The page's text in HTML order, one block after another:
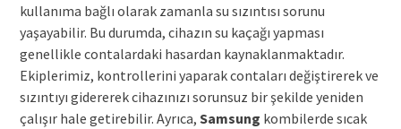
kullanıma bağlı olarak zamanla su sızıntısı sorunu
yaşayabilir. Bu durumda, cihazın su kaçağı yapması
genellikle contalardaki hasardan kaynaklanmaktadır.
Ekiplerimiz, kontrollerini yaparak contaları değiştirerek ve
sızıntıyı gidererek cihazınızı sorunsuz bir şekilde yeniden
çalışır hale getirebilir. Ayrıca, Samsung kombilerde sıcak